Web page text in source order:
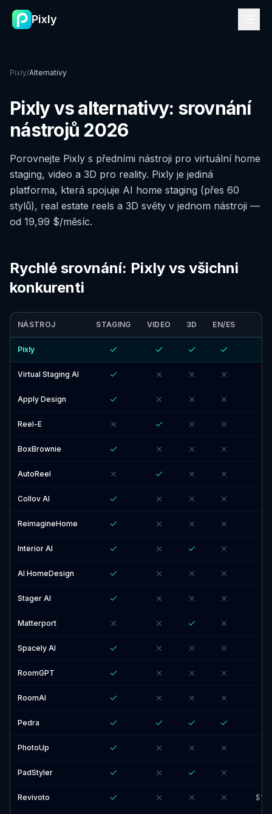
Pixly
Pixly/Alternativy
Pixly vs alternativy: srovnání
nástrojů 2026
Porovnejte Pixly s předními nástroji pro virtuální home
staging, video a 3D pro reality. Pixly je jediná
platforma, která spojuje AI home staging (přes 60
stylů), real estate reels a 3D světy v jednom nástroji —
od 19,99 $/měsíc.
Rychlé srovnání: Pixly vs všichni
konkurenti
NÁSTROJ STAGING VIDEO 3D EN/ES
Pixly
Virtual Staging AI
Apply Design
Reel-E
BoxBrownie
AutoReel
Collov AI
ReimagineHome
Interior AI
AI HomeDesign
Stager AI
Matterport
Spacely AI
RoomGPT
RoomAI
Pedra
PhotoUp
PadStyler
Revivoto